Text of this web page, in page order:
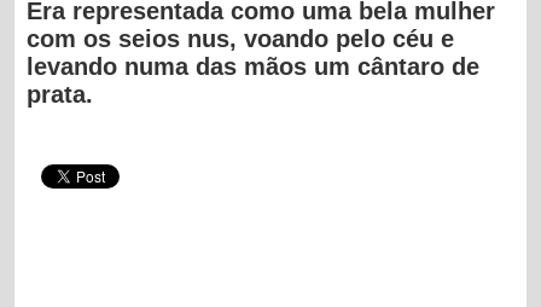
Era representada como uma bela mulher
com os seios nus, voando pelo céu e
levando numa das mãos um cântaro de
prata.